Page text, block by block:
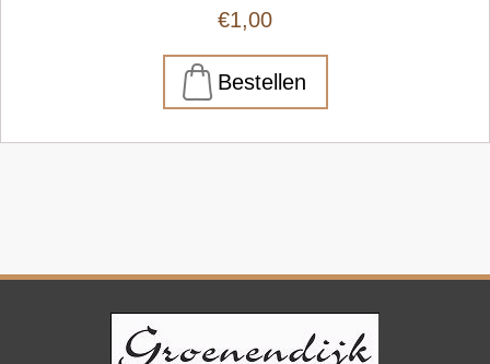
€1,00